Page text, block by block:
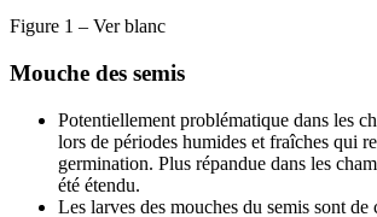
Figure 1 – Ver blanc
Mouche des semis
Potentiellement problématique dans les
lors de périodes humides et fraîches qui
germination. Plus répandue dans les
été étendu.
Les larves des mouches du semis sont de